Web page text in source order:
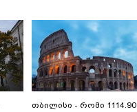
თბილისი - რომი 1114.90